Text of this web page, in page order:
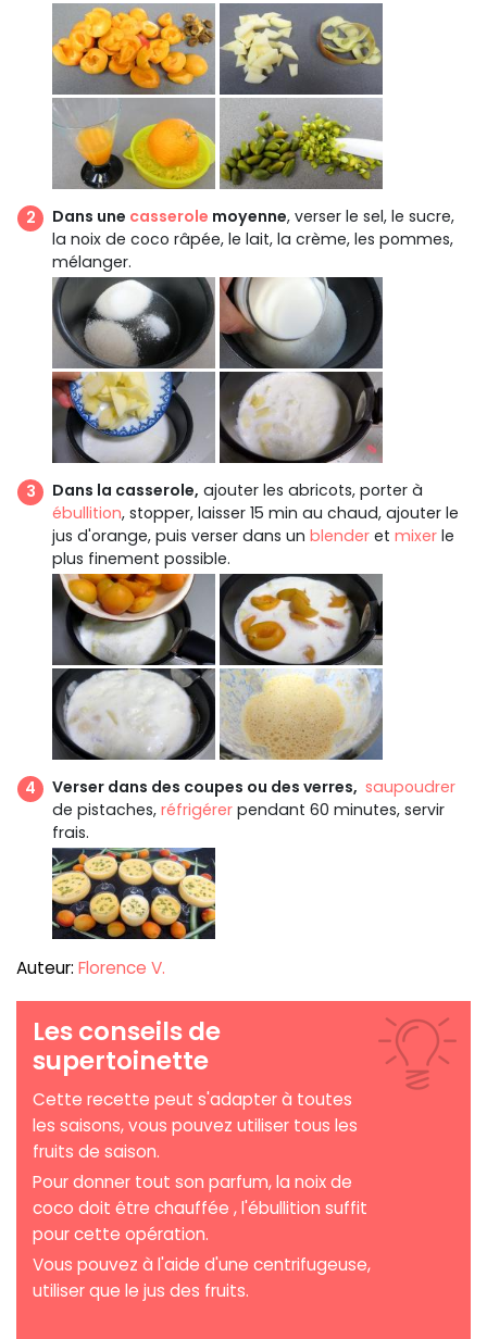
Dans une casserole moyenne, verser le sel, le sucre,
la noix de coco râpée, le lait, la crème, les pommes,
mélanger.
Dans la casserole, ajouter les abricots, porter à
ébullition, stopper, laisser 15 min au chaud, ajouter le
jus d'orange, puis verser dans un blender et mixer le
plus finement possible.
Verser dans des coupes ou des verres, saupoudrer
de pistaches, réfrigérer pendant 60 minutes, servir
frais.
Auteur: Florence V.
Les conseils de
supertoinette
Cette recette peut s'adapter à toutes
les saisons, vous pouvez utiliser tous les
fruits de saison.
Pour donner tout son parfum, la noix de
coco doit être chauffée , l'ébullition suffit
pour cette opération.
Vous pouvez à l'aide d'une centrifugeuse,
utiliser que le jus des fruits.